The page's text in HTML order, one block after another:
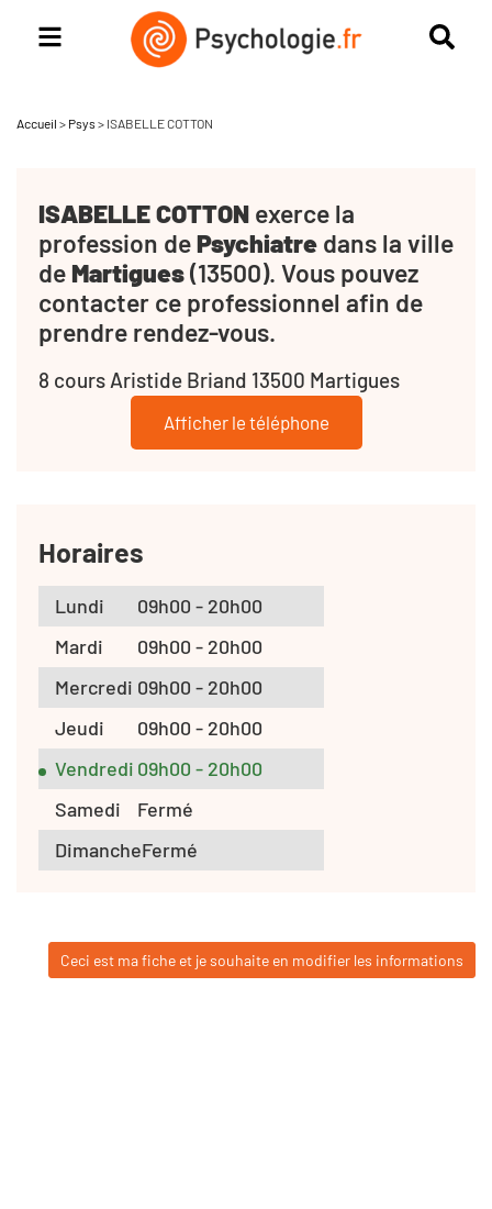
Accueil > Psys > ISABELLE COTTON
ISABELLE COTTON exerce la
profession dePsychiatre dans la ville
de Martigues(13500). Vous pouvez
contacter ce professionnel afin de
prendre rendez-vous.
8 cours Aristide Briand 13500 Martigues
Afficher le téléphone
Horaires
Lundi
09h00 - 20h00
Mardi
09h00 - 20h00
Mercredi 09h00 - 20h00
Jeudi
09h00 - 20h00
Vendredi 09h00 - 20h00
Samedi
Fermé
DimancheFermé
Ceci est ma fiche et je souhaite en modifier les informations